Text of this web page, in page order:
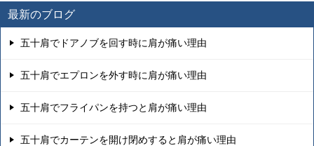
最新のブログ
五十肩でドアノブを回す時に肩が痛い理由
五十肩でエプロンを外す時に肩が痛い理由
五十肩でフライパンを持つと肩が痛い理由
五十肩でカーテンを開け閉めすると肩が痛い理由